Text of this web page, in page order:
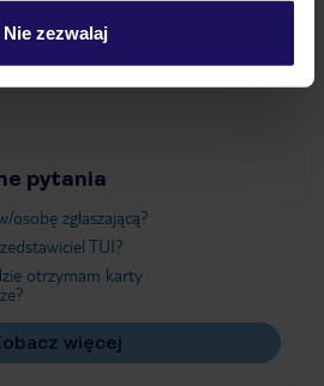
Nie zezwalaj
pytania
zgłaszającą?
TUI?
otrzymam karty
więcej